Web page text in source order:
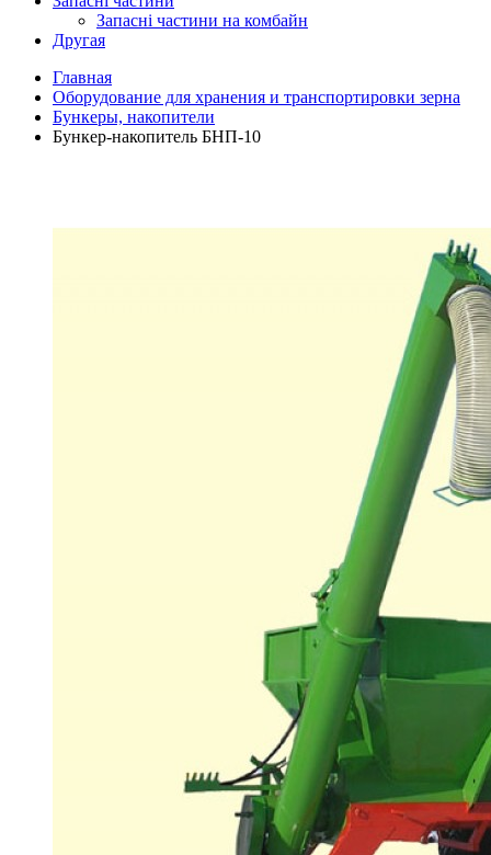
Запасні частини на комбайн
Другая
Главная
Оборудование для хранения и транспортировки зерна
Бункеры, накопители
Бункер-накопитель БНП-10